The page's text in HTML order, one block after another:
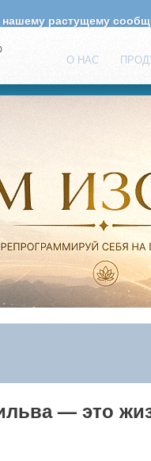
О НАС
нашему растущему
— это